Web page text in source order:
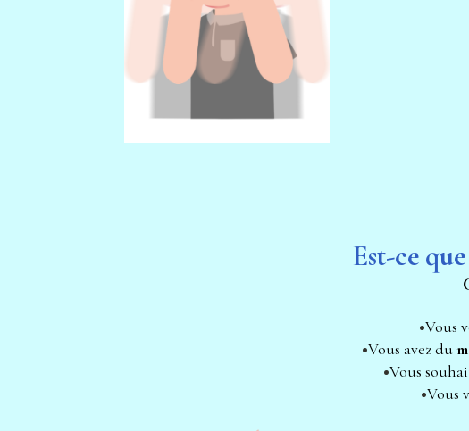
Est-ce
Vous
Vous avez du
Vous
Vous